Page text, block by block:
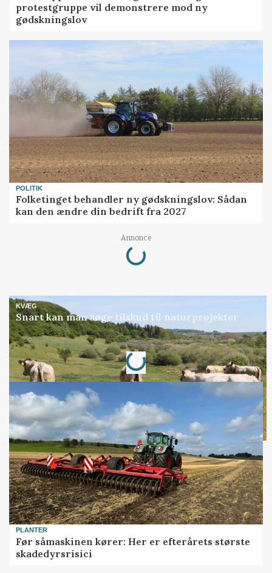
protestgruppe vil demonstrere mod ny
gødskningslov
POLITIK
Folketinget behandler ny gødskningslov: Sådan
kan den ændre din bedrift fra 2027
Annonce
Loading...
KVÆG
Snart kan man søge tilskud til naturprojekter
Annonce
Loading...
PLANTER
Før såmaskinen kører: Her er efterårets største
skadedyrsrisici